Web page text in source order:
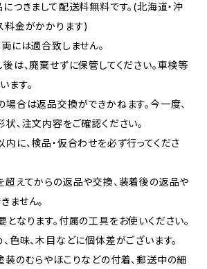
つきまして配送料無料です。(北海道・沖
料金がかかります)
には適合致しません。
は、廃棄せずに保管してください。車検等
ます。
場合は返品交換ができかねます。今一度、
、注文内容をご確認ください。
に、検品・仮合わせを必ず行ってくださ
超えてからの返品や交換、装着後の返品や
ません。
なります。付属の工具をお使いください。
色味、木目などに個体差がございます。
装のむらやほこりなどの付着、郵送中の細